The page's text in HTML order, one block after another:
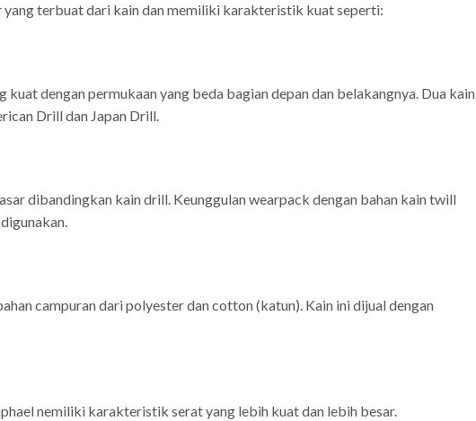
yang terbuat dari kain dan memiliki karakteristik kuat seperti:
dengan permukaan yang beda bagian depan dan belakangnya. Dua kain
Drill dan Japan Drill.
dibandingkan kain drill. Keunggulan wearpack dengan bahan kain twill
campuran dari polyester dan cotton (katun). Kain ini dijual dengan
nemiliki karakteristik serat yang lebih kuat dan lebih besar.